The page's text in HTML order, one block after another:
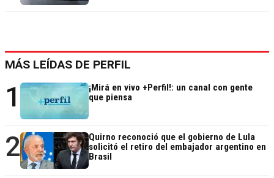
MÁS LEÍDAS DE PERFIL
1
¡Mirá en vivo +Perfil!: un canal con gente
que piensa
2
Quirno reconoció que el gobierno de Lula
solicitó el retiro del embajador argentino en
Brasil